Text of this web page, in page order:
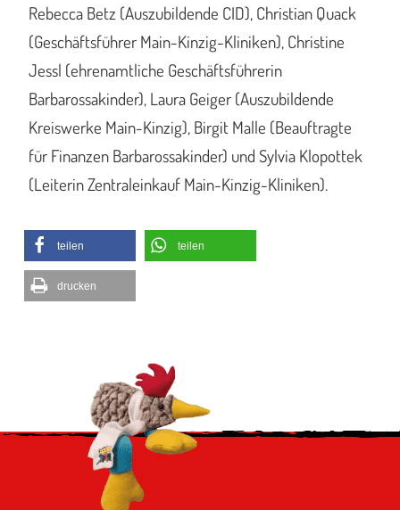
Rebecca Betz (Auszubildende CID), Christian Quack
(Geschäftsführer Main-Kinzig-Kliniken), Christine
Jessl (ehrenamtliche Geschäftsführerin
Barbarossakinder), Laura Geiger (Auszubildende
Kreiswerke Main-Kinzig), Birgit Malle (Beauftragte
für Finanzen Barbarossakinder) und Sylvia Klopottek
(Leiterin Zentraleinkauf Main-Kinzig-Kliniken).
teilen teilen
drucken